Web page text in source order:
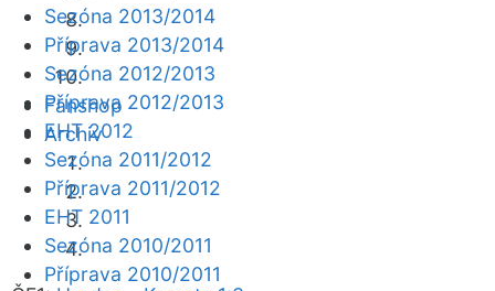
Fanshop
Archiv
Sezóna 2013/2014
Příprava 2013/2014
Sezóna 2012/2013
Příprava 2012/2013
EHT 2012
Sezóna 2011/2012
Příprava 2011/2012
EHT 2011
Sezóna 2010/2011
Příprava 2010/2011